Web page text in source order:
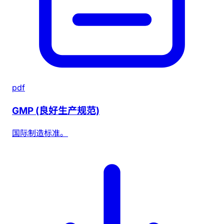
pdf
GMP (良好生产规范)
国际制造标准。